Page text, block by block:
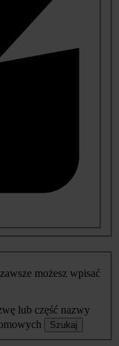
możesz wpisać
lub część nazwy
Szukaj